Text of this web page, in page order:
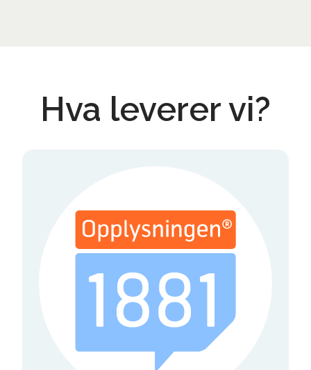
Hva leverer vi?